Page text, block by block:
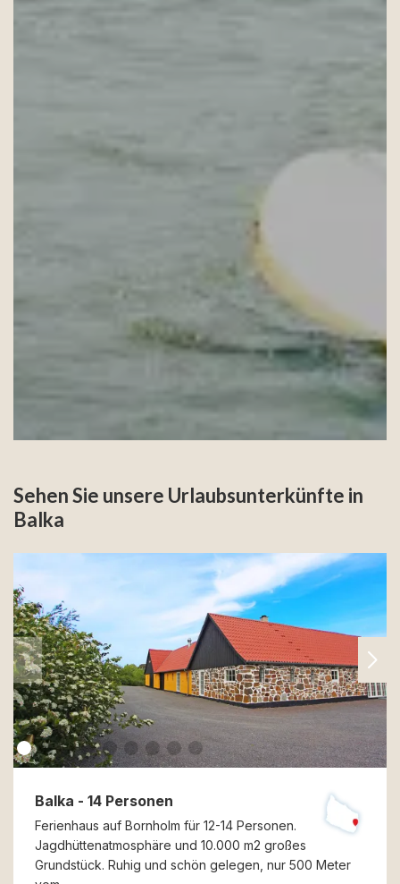
Sehen Sie unsere Urlaubsunterkünfte in
Balka
Balka - 14 Personen
Ferienhaus auf Bornholm für 12-14 Personen.
Jagdhüttenatmosphäre und 10.000 m2 großes
Grundstück. Ruhig und schön gelegen, nur 500 Meter